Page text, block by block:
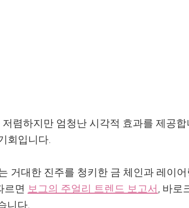
렴하지만 엄청난 시각적 효과를 제공
회입니다.
거대한 진주를 청키한 금 체인과 레이
르면 보그의 주얼리 트렌드 보고서, 바로
니다.